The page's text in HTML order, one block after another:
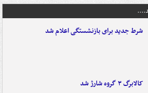
شرط جدید برای بازنشستگی اعلام شد
کالابرگ ۳ گروه شارژ شد